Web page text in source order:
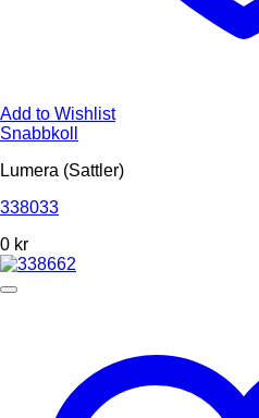
Add to Wishlist
Snabbkoll
Lumera (Sattler)
338033
0 kr